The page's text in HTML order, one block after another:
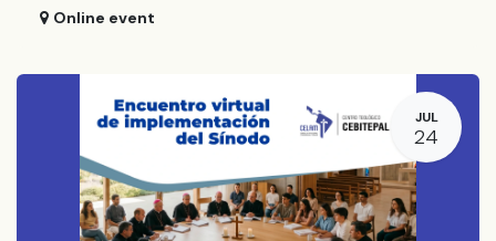
Online event
JUL
24